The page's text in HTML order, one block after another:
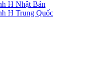
H Nhật Bản
H Trung Quốc